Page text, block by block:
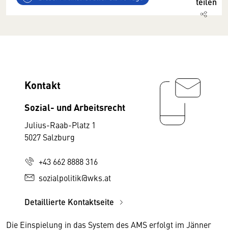
Kontakt
Sozial- und Arbeitsrecht
Julius-Raab-Platz 1
5027 Salzburg
+43 662 8888 316
sozialpolitik@wks.at
Detaillierte Kontaktseite
Die Einspielung in das System des AMS erfolgt im Jänner